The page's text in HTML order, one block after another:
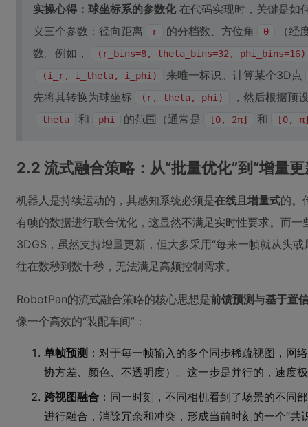
实操心得：球坐标系的参数化在代码实现时，关键是如
义三个参数：径向距离
r 的分档数、方位角 θ
（经
数。例如，
(r_bins=8, theta_bins=32, phi_bins=16)
(i_r, i_theta, i_phi)
来唯一标识。计算某个3D点
先将其转换为球坐标
(r, theta, phi) ，然后根据预
theta 和 phi 的范围（通常是 [0, 2π] 和 [0,
2.2 流式融合策略：从“批量优化”到“增量更
机器人是持续运动的，其感知系统必须是在线且 增量式的。
有帧的数据进行联合优化，这显然不满足实时性要求。而
3DGS，虽然支持增量更新，但大多采用“每来一帧就从头
往在数秒到数十秒，无法满足高频控制需求。
RobotPan的流式融合策略的核心思想是前馈预测与基于置
像一个高效的“装配车间”：
单帧预测 ：对于每一帧输入的多个同步稀疏视图，网
协方差、颜色、不透明度）。这一步是并行的，速度
跨视图融合 ：同一时刻，不同相机看到了场景的不同
进行融合，消除冗余和冲突，形成当前时刻的一个“共